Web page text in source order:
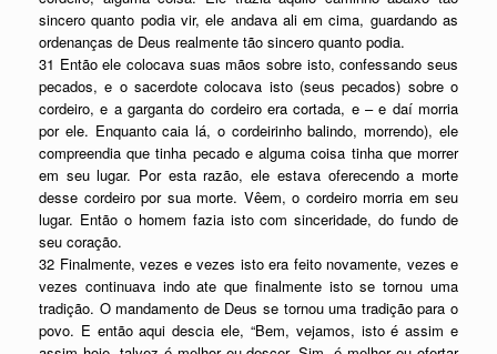
sincero quanto podia vir, ele andava ali em cima, guardando as
ordenanças de Deus realmente tão sincero quanto podia.
31 Então ele colocava suas mãos sobre isto, confessando seus
pecados, e o sacerdote colocava isto (seus pecados) sobre o
cordeiro, e a garganta do cordeiro era cortada, e – e daí morria
por ele. Enquanto caia lá, o cordeirinho balindo, morrendo), ele
compreendia que tinha pecado e alguma coisa tinha que morrer
em seu lugar. Por esta razão, ele estava oferecendo a morte
desse cordeiro por sua morte. Vêem, o cordeiro morria em seu
lugar. Então o homem fazia isto com sinceridade, do fundo de
seu coração.
32 Finalmente, vezes e vezes isto era feito novamente, vezes e
vezes continuava indo ate que finalmente isto se tornou uma
tradição. O mandamento de Deus se tornou uma tradição para o
povo. E então aqui descia ele, “Bem, vejamos, isto é assim e